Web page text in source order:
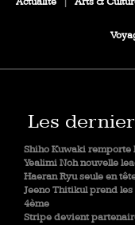
Les
Shiho Kuwaki remporte
Yealimi Noh nouvelle
Haeran Ryu seule en
Jeeno Thitikul prend les
4ème
Stripe devient